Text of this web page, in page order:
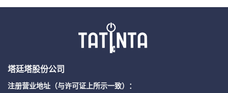
塔廷塔股份公司
注册营业地址（与许可证上所示一致）：